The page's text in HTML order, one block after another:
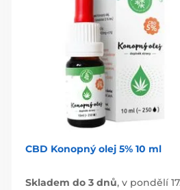
CBD Konopný olej 5% 10 ml
Skladem do 3 dnů, v pondělí